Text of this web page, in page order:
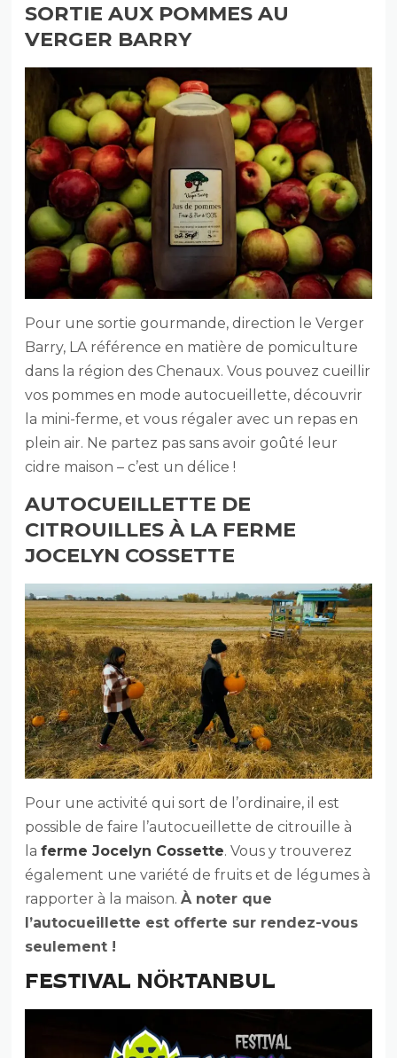
SORTIE AUX POMMES AU
VERGER BARRY
Pour une sortie gourmande, direction le Verger
Barry, LA référence en matière de pomiculture
dans la région des Chenaux. Vous pouvez cueillir
vos pommes en mode autocueillette, découvrir
la mini-ferme, et vous régaler avec un repas en
plein air. Ne partez pas sans avoir goûté leur
cidre maison – c’est un délice !
AUTOCUEILLETTE DE
CITROUILLES À LA FERME
JOCELYN COSSETTE
Pour une activité qui sort de l’ordinaire, il est
possible de faire l’autocueillette de citrouille à
laferme Jocelyn Cossette. Vous y trouverez
également une variété de fruits et de légumes à
rapporter à la maison.À noter que
l’autocueillette est offerte sur rendez-vous
seulement !
FESTIVAL NÖKTANBUL